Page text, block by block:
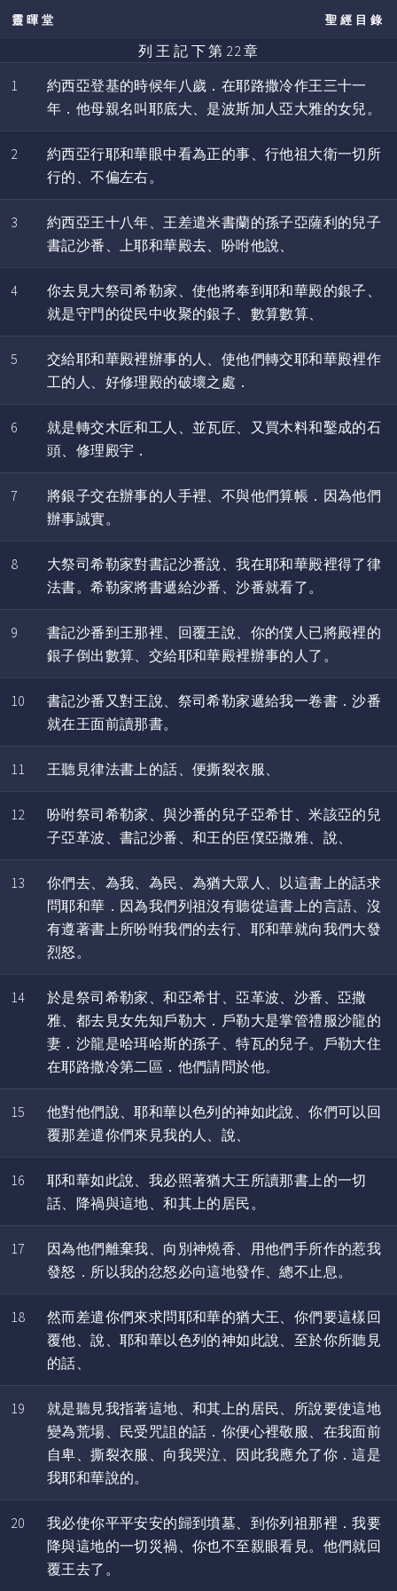
靈暉堂 聖經目錄
列 王 記 下 第 22 章
1
約西亞登基的時候年八歲．在耶路撒冷作王三十一
年．他母親名叫耶底大、是波斯加人亞大雅的女兒。
2
約西亞行耶和華眼中看為正的事、行他祖大衛一切所
行的、不偏左右。
3
約西亞王十八年、王差遣米書蘭的孫子亞薩利的兒子
書記沙番、上耶和華殿去、吩咐他說、
4
你去見大祭司希勒家、使他將奉到耶和華殿的銀子、
就是守門的從民中收聚的銀子、數算數算、
5
交給耶和華殿裡辦事的人、使他們轉交耶和華殿裡作
工的人、好修理殿的破壞之處．
6
就是轉交木匠和工人、並瓦匠、又買木料和鑿成的石
頭、修理殿宇．
7
將銀子交在辦事的人手裡、不與他們算帳．因為他們
辦事誠實。
8
大祭司希勒家對書記沙番說、我在耶和華殿裡得了律
法書。希勒家將書遞給沙番、沙番就看了。
9
書記沙番到王那裡、回覆王說、你的僕人已將殿裡的
銀子倒出數算、交給耶和華殿裡辦事的人了。
10
書記沙番又對王說、祭司希勒家遞給我一卷書．沙番
就在王面前讀那書。
11 王聽見律法書上的話、便撕裂衣服、
12
吩咐祭司希勒家、與沙番的兒子亞希甘、米該亞的兒
子亞革波、書記沙番、和王的臣僕亞撒雅、說、
13
你們去、為我、為民、為猶大眾人、以這書上的話求
問耶和華．因為我們列祖沒有聽從這書上的言語、沒
有遵著書上所吩咐我們的去行、耶和華就向我們大發
烈怒。
14
於是祭司希勒家、和亞希甘、亞革波、沙番、亞撒
雅、都去見女先知戶勒大．戶勒大是掌管禮服沙龍的
妻．沙龍是哈珥哈斯的孫子、特瓦的兒子。戶勒大住
在耶路撒冷第二區．他們請問於他。
15
他對他們說、耶和華以色列的神如此說、你們可以回
覆那差遣你們來見我的人、說、
16
耶和華如此說、我必照著猶大王所讀那書上的一切
話、降禍與這地、和其上的居民。
17
因為他們離棄我、向別神燒香、用他們手所作的惹我
發怒．所以我的忿怒必向這地發作、總不止息。
18
然而差遣你們來求問耶和華的猶大王、你們要這樣回
覆他、說、耶和華以色列的神如此說、至於你所聽見
的話、
19
就是聽見我指著這地、和其上的居民、所說要使這地
變為荒場、民受咒詛的話．你便心裡敬服、在我面前
自卑、撕裂衣服、向我哭泣、因此我應允了你．這是
我耶和華說的。
20
我必使你平平安安的歸到墳墓、到你列祖那裡．我要
降與這地的一切災禍、你也不至親眼看見。他們就回
覆王去了。